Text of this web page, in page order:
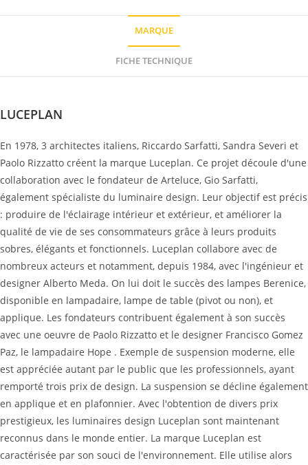
MARQUE
FICHE TECHNIQUE
LUCEPLAN
En 1978, 3 architectes italiens, Riccardo Sarfatti, Sandra Severi et
Paolo Rizzatto créent la marque Luceplan. Ce projet découle d'une
collaboration avec le fondateur de Arteluce, Gio Sarfatti,
également spécialiste du luminaire design. Leur objectif est précis
: produire de l'éclairage intérieur et extérieur, et améliorer la
qualité de vie de ses consommateurs grâce à leurs produits
sobres, élégants et fonctionnels. Luceplan collabore avec de
nombreux acteurs et notamment, depuis 1984, avec l'ingénieur et
designer Alberto Meda. On lui doit le succès des lampes Berenice,
disponible en lampadaire, lampe de table (pivot ou non), et
applique. Les fondateurs contribuent également à son succès
avec une oeuvre de Paolo Rizzatto et le designer Francisco Gomez
Paz, le lampadaire Hope . Exemple de suspension moderne, elle
est appréciée autant par le public que les professionnels, ayant
remporté trois prix de design. La suspension se décline également
en applique et en plafonnier. Avec l'obtention de divers prix
prestigieux, les luminaires design Luceplan sont maintenant
reconnus dans le monde entier. La marque Luceplan est
caractérisée par son souci de l'environnement. Elle utilise alors